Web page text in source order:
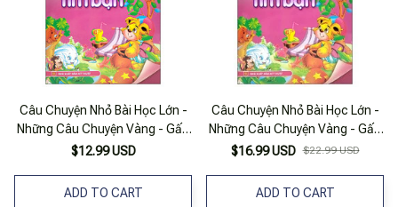
Câu Chuyện Nhỏ Bài Học Lớn -
Những Câu Chuyện Vàng - Gấu
Con Tìm Bạn
$12.99 USD
ADD TO CART
Câu Chuyện Nhỏ Bài Học Lớn -
Những Câu Chuyện Vàng - Gấu
Con Tìm Bạn
$16.99 USD $22.99 USD
ADD TO CART